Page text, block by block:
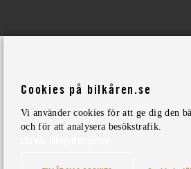
Cookies på bilkåren.se
Vi använder cookies för att ge dig den
och för att analysera besökstrafik.